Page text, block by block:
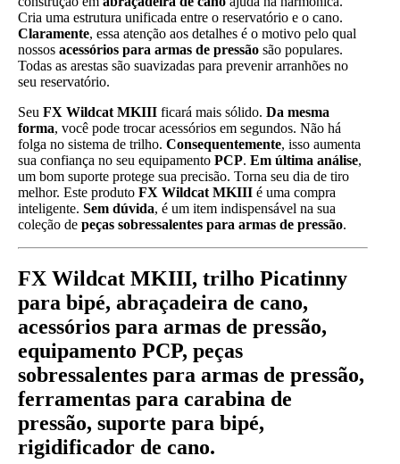
Cria uma estrutura unificada entre o reservatório e o cano.
Claramente, essa atenção aos detalhes é o motivo pelo qual
nossos acessórios para armas de pressão são populares.
Todas as arestas são suavizadas para prevenir arranhões no
seu reservatório.
Seu FX Wildcat MKIII ficará mais sólido. Da mesma
forma, você pode trocar acessórios em segundos. Não há
folga no sistema de trilho. Consequentemente, isso aumenta
sua confiança no seu equipamento PCP. Em última análise,
um bom suporte protege sua precisão. Torna seu dia de tiro
melhor. Este produto FX Wildcat MKIII é uma compra
inteligente. Sem dúvida, é um item indispensável na sua
coleção de peças sobressalentes para armas de pressão.
FX Wildcat MKIII, trilho Picatinny
para bipé, abraçadeira de cano,
acessórios para armas de pressão,
equipamento PCP, peças
sobressalentes para armas de pressão,
ferramentas para carabina de
pressão, suporte para bipé,
rigidificador de cano.